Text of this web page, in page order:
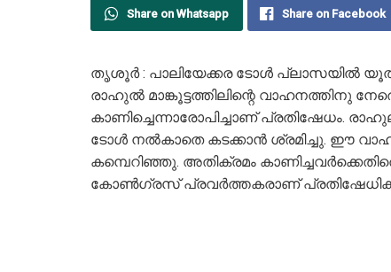
Share on Whatsapp Share on Facebook
തൃശൂർ : പാലിയേക്കര ടോൾ പ്ലാസയിൽ
രാഹുൽ മാങ്കൂട്ടത്തിലിന്റെ വാഹനത്തിനു
കാണിച്ചെന്നാരോപിച്ചാണ് പ്രതിഷേധം.
ടോൾ നൽകാതെ കടക്കാൻ ശ്രമിച്ചു. ഈ
കമ്പെറിഞ്ഞു. അതിക്രമം
കോൺഗ്രസ് പ്രവർത്തകരാണ്